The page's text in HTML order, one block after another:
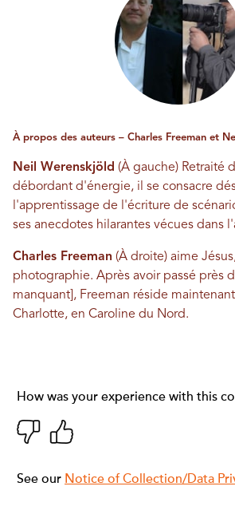
À propos des auteurs – Charles Freeman et
Neil Werenskjöld (À gauche) Retraité
débordant d'énergie, il se consacre
l'apprentissage de l'écriture de
ses anecdotes hilarantes vécues dans
Charles Freeman (À droite) aime
photographie. Après avoir passé près
manquant], Freeman réside
Charlotte, en Caroline du Nord.